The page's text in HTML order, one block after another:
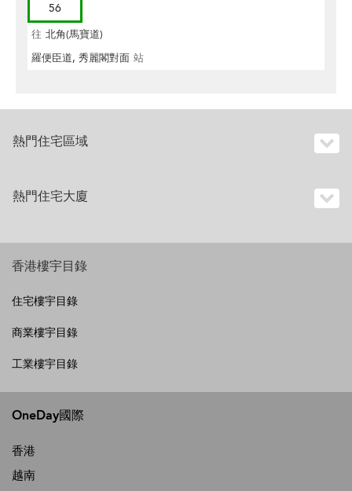
56
往 北角(馬寶道)
羅便臣道, 秀麗閣對面 站
熱門住宅區域
熱門住宅大廈
香港樓宇目錄
住宅樓宇目錄
商業樓宇目錄
工業樓宇目錄
OneDay國際
香港
越南